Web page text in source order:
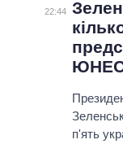
22:44
п'ять